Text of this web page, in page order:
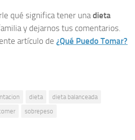
qué significa tener unadieta
y dejarnos tus comentarios.
artículo de ¿Qué Puedo Tomar?
dieta
dieta balanceada
sobrepeso